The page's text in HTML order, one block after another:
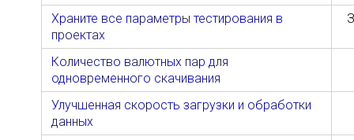
Храните все параметры тестирования в
проектах
Количество валютных пар для
одновременного скачивания
Улучшенная скорость загрузки и обработки
данных